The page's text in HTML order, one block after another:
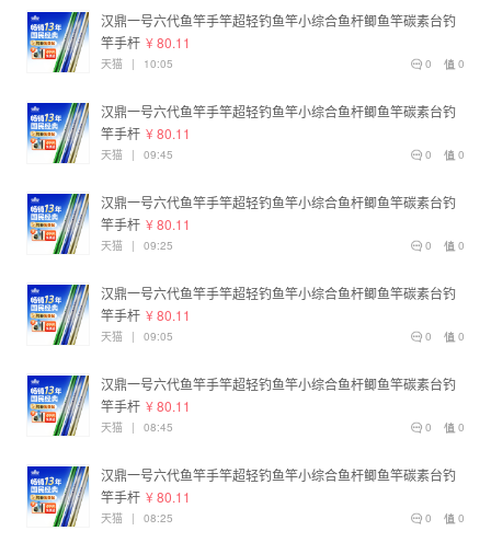
汉鼎一号六代鱼竿手竿超轻钓鱼竿小综合鱼杆鲫鱼竿碳素台钓
竿手杆 ¥ 80.11
0
0
天猫 | 10:05
汉鼎一号六代鱼竿手竿超轻钓鱼竿小综合鱼杆鲫鱼竿碳素台钓
竿手杆 ¥ 80.11
0
0
天猫 | 09:45
汉鼎一号六代鱼竿手竿超轻钓鱼竿小综合鱼杆鲫鱼竿碳素台钓
竿手杆 ¥ 80.11
0
0
天猫 | 09:25
汉鼎一号六代鱼竿手竿超轻钓鱼竿小综合鱼杆鲫鱼竿碳素台钓
竿手杆 ¥ 80.11
0
0
天猫 | 09:05
汉鼎一号六代鱼竿手竿超轻钓鱼竿小综合鱼杆鲫鱼竿碳素台钓
竿手杆 ¥ 80.11
0
0
天猫 | 08:45
汉鼎一号六代鱼竿手竿超轻钓鱼竿小综合鱼杆鲫鱼竿碳素台钓
竿手杆 ¥ 80.11
0
0
天猫 | 08:25